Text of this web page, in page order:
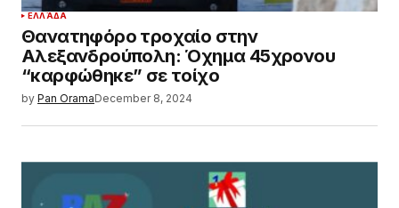
ΕΛΛΆΔΑ
Θανατηφόρο τροχαίο στην
Αλεξανδρούπολη: Όχημα 45χρονου
“καρφώθηκε” σε τοίχο
by Pan OramaDecember 8, 2024